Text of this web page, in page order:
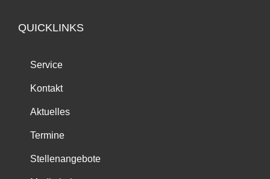
QUICKLINKS
Service
Kontakt
Aktuelles
Termine
Stellenangebote